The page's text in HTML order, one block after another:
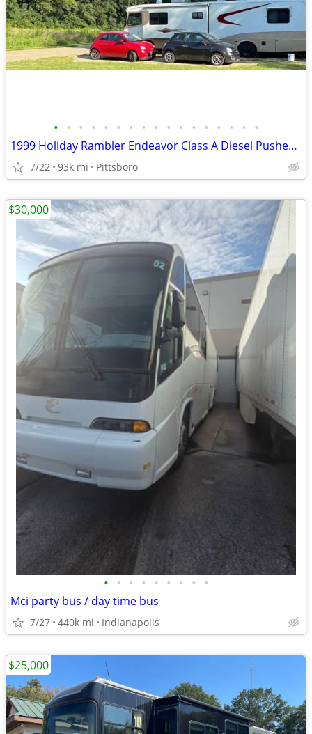
• • • • • • • • • • • • • • • • •
1999 Holiday Rambler Endeavor Class A Diesel Pusher loaded RV
7/22 93k mi Pittsboro
• • • • • • • • •
Mci party bus / day time bus
7/27 440k mi Indianapolis
$30,000
$25,000